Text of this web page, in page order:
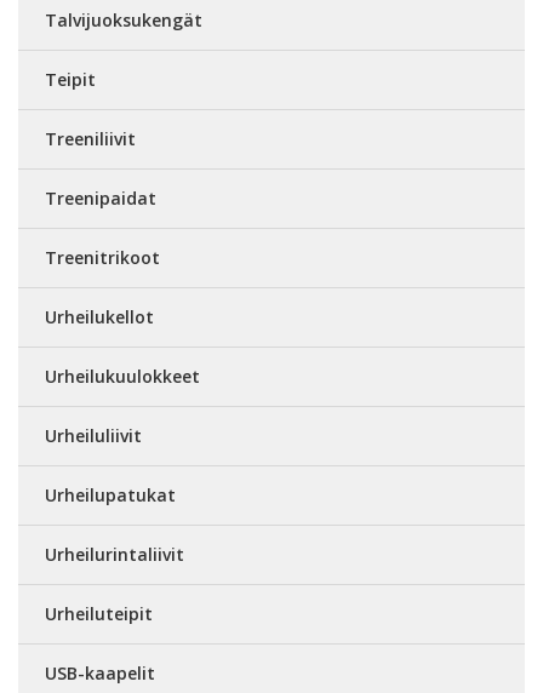
Talvijuoksukengät
Teipit
Treeniliivit
Treenipaidat
Treenitrikoot
Urheilukellot
Urheilukuulokkeet
Urheiluliivit
Urheilupatukat
Urheilurintaliivit
Urheiluteipit
USB-kaapelit